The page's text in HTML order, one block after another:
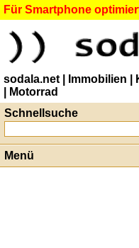
Für Smartphone
sodala.net | Immobilien
| Motorrad
Schnellsuche
Menü